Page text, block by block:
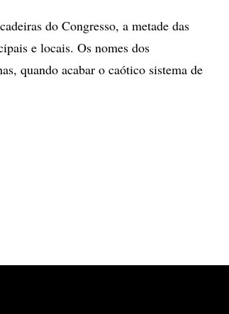
do Congresso, a metade das
e locais. Os nomes dos
quando acabar o caótico sistema de